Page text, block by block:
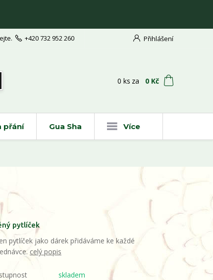
Přihlášení
+420 732 952 260
0 ks za 0 Kč
přání Gua Sha Více
pytlíček
pytlíček jako dárek přidáváme ke každé
celý popis
skladem